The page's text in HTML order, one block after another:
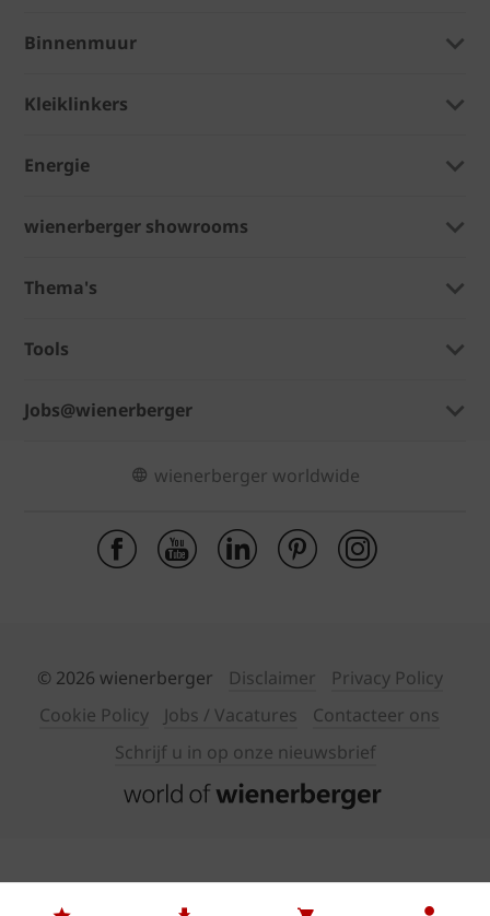
Binnenmuur
Kleiklinkers
Energie
wienerberger showrooms
Thema's
Tools
Jobs@wienerberger
wienerberger worldwide
© 2026 wienerberger Disclaimer
Privacy Policy
Cookie Policy
Jobs / Vacatures
Contacteer ons
Schrijf u in op onze nieuwsbrief